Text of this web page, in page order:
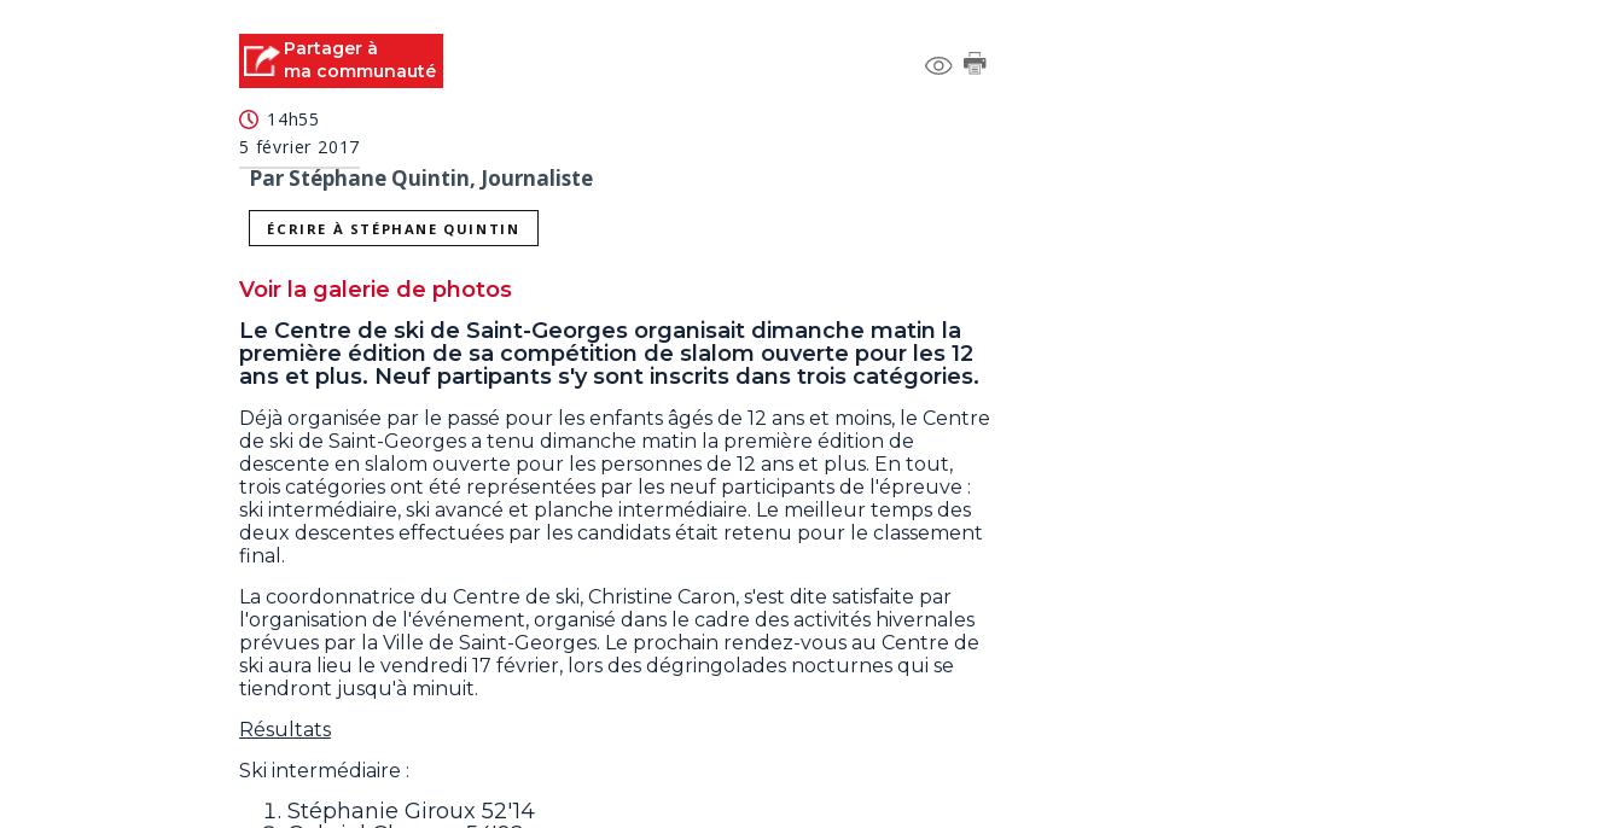
90%
Partager à
ma communauté
14h55
5 février 2017
Par Stéphane Quintin, Journaliste
ÉCRIRE À STÉPHANE QUINTIN
Voir la galerie de photos
Le Centre de ski de Saint-Georges organisait dimanche matin la
première édition de sa compétition de slalom ouverte pour les 12
ans et plus. Neuf partipants s'y sont inscrits dans trois catégories.
Déjà organisée par le passé pour les enfants âgés de 12 ans et moins, le Centre
de ski de Saint-Georges a tenu dimanche matin la première édition de
descente en slalom ouverte pour les personnes de 12 ans et plus. En tout,
trois catégories ont été représentées par les neuf participants de l'épreuve :
ski intermédiaire, ski avancé et planche intermédiaire. Le meilleur temps des
deux descentes effectuées par les candidats était retenu pour le classement
final.
La coordonnatrice du Centre de ski, Christine Caron, s'est dite satisfaite par
l'organisation de l'événement, organisé dans le cadre des activités hivernales
prévues par la Ville de Saint-Georges. Le prochain rendez-vous au Centre de
ski aura lieu le vendredi 17 février, lors des dégringolades nocturnes qui se
tiendront jusqu'à minuit.
Résultats
Ski intermédiaire :
Stéphanie Giroux 52'14